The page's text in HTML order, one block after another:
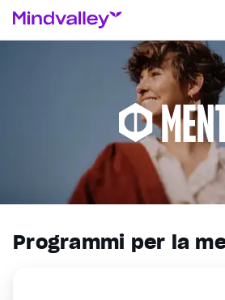
Programmi per la